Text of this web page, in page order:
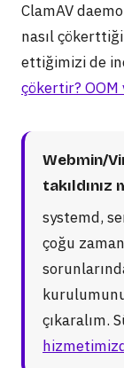
ClamAV
nasıl
ettiğimizi de
çökertir? OOM
Webmin/
takıldınız
systemd,
çoğu
çıkaralım.